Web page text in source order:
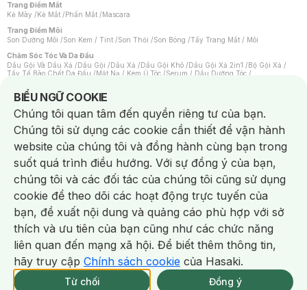
Giao Nhanh Miễn Phí 2H.
tại 337 Chi Nhánh (Trễ tặng 100K)
Trang Điểm Mắt
Kẻ Mày /Kẻ Mắt /Phấn Mắt /Mascara
Trang Điểm Môi
Son Dưỡng Môi /Son Kem / Tint /Son Thỏi /Son Bóng /Tẩy Trang Mắt / Môi
Chăm Sóc Tóc Và Da Đầu
Dầu Gội Và Dầu Xả /Dầu Gội /Dầu Xả /Dầu Gội Khô /Dầu Gội Xả 2in1 /Bộ Gội Xả /
Tẩy Tế Bào Chết Da Đầu /Mặt Nạ / Kem Ủ Tóc /Serum / Dầu Dưỡng Tóc /
Máy Sấy Tóc
Lược
Kem Tẩy Lông/Dụng Cụ Tẩy Lông
Nước Hoa
Nước Hoa Nam Nước Hoa Cao Cấp Xịt Thơm Toàn Thân
Nước Hoa Vùng Kín
Chăm Sóc Cá Nhân
Chống Muỗi
Khẩu Trang Máy Massage Mặt Nạ Xông Hơi/Nước Rửa Tay
Sản Phẩm Chăm Sóc Khác/ Bàn Chải Đánh Răng /Bàn Chải Điện/
Hỗ Trợ Trắng Răng / Kem Đánh Răng Máy Tăm Nước Nước Súc Miệng
Tăm / Chỉ Nha Khoa /Xịt Thơm Miệng / Dung Dịch Vệ Sinh/Dưỡng Vùng Kín/
Khăn Ướt Vệ Sinh Vùng Kín
/Băng Vệ Sinh Tampon Bọt Cạo Râu Dao Cạo Râu/
Máy Cạo Râu
Vấn Đề Về Da
Da Dầu / Lỗ Chân Lông To
Da Khô / Mất Nước /Da Lão Hóa / Da Mụn/
Da Nhạy Cảm / Kích Ứng/Da Xỉn Màu/Thâm / Nám / Tàn Nhang/
Quầng Thâm & Bọng Mắt/ Sẹo
Viêm Da Cơ Địa
Dụng Cụ / Phụ Kiện Chăm Sóc Da
/Khăn Lau Mặt Khô Dụng Cụ / Máy Rửa Mặt/Máy Chăm Sóc Da
BIỂU NGỮ COOKIE
Notice about cookies usage
Chúng tôi quan tâm đến quyền riêng tư của bạn.
Chúng tôi sử dụng các cookie cần thiết để vận hành
website của chúng tôi và đồng hành cùng bạn trong
suốt quá trình điều hướng. Với sự đồng ý của bạn,
chúng tôi và các đối tác của chúng tôi cũng sử dụng
cookie để theo dõi các hoạt động trực tuyến của
bạn, đề xuất nội dung và quảng cáo phù hợp với sở
thích và ưu tiên của bạn cũng như các chức năng
liên quan đến mạng xã hội. Để biết thêm thông tin,
hãy truy cập Chính sách cookie của Hasaki.
Từ chối Đồng ý